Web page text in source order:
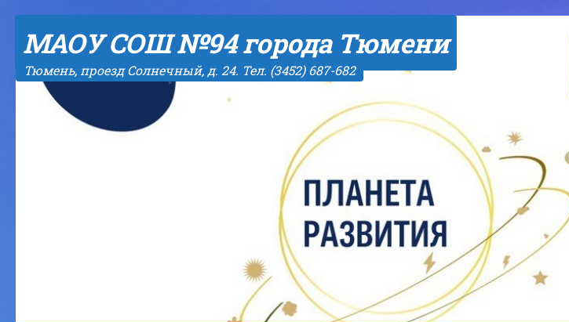
МАОУ СОШ №94 города Тюмени
Тюмень, проезд Солнечный, д. 24. Тел. (3452) 687-682